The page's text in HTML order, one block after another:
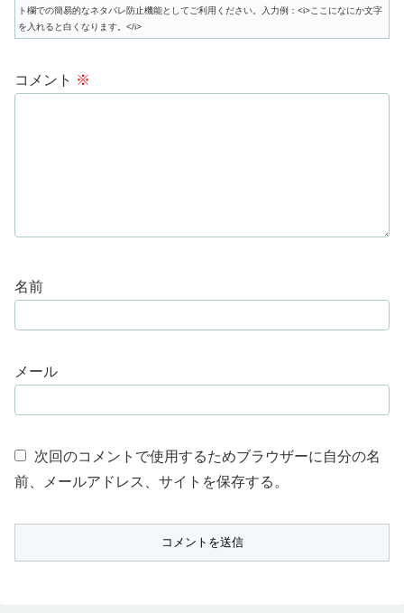
ト欄での簡易的なネタバレ防止機能としてご利用ください。入力例：<i>ここになにか文字
を入れると白くなります。</i>
コメント ※
名前
メール
次回のコメントで使用するためブラウザーに自分の名
前、メールアドレス、サイトを保存する。